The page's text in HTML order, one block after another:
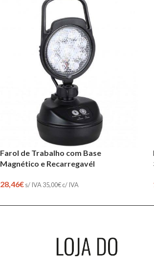
Farol de Trabalho com Base
Magnético e Recarregavél
28,46€s/ IVA 35,00€c/ IVA